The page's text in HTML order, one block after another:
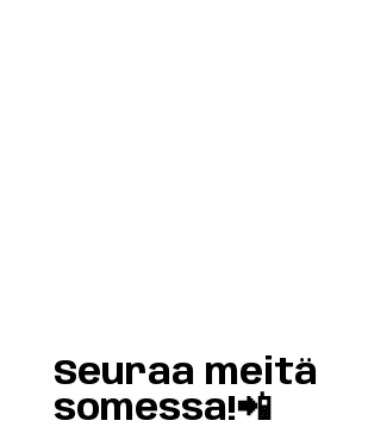
Load More Follow on
Seuraa meitä
somessa!📲